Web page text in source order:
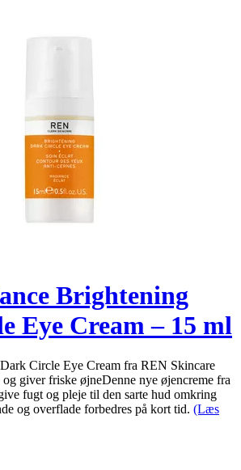
Brightening
Eye Cream – 15 ml
Circle Eye Cream fra REN Skincare
giver friske øjneDenne nye øjencreme fra
fugt og pleje til den sarte hud omkring
og overflade forbedres på kort tid. (Læs